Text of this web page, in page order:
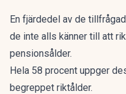
En fjärdedel av de
de inte alls känner till att
pensionsålder.
Hela 58 procent uppger
begreppet riktålder.